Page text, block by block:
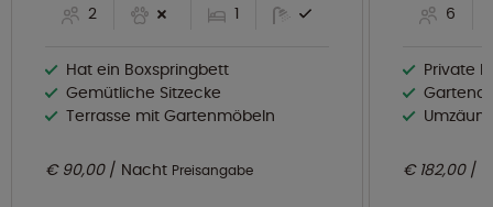
2
1
Hat ein Boxspringbett
Gemütliche Sitzecke
Terrasse mit Gartenmöbeln
€ 90,00 Nacht Preisangabe
6
Private
Umzäunter
€ 182,00